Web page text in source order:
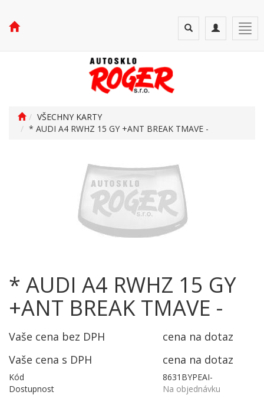
Toggle
navigation
Toggle
search
VŠECHNY KARTY
* AUDI A4 RWHZ 15 GY +ANT BREAK TMAVE -
* AUDI A4 RWHZ 15 GY
+ANT BREAK TMAVE -
Vaše cena bez DPH
cena na dotaz
Vaše cena s DPH
cena na dotaz
Kód
8631BYPEAI-
Dostupnost
Na objednávku